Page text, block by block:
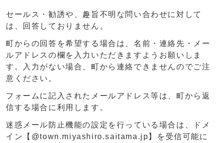
セールス・勧誘や、趣旨不明な問い合わせに対して
は、回答しておりません。
町からの回答を希望する場合は、名前・連絡先・メー
ルアドレスの欄を入力いただきますようお願いしま
す。入力がない場合、町から連絡できませんのでご注
意ください。
フォームに記入されたメールアドレス等は、町から返
信する場合に利用します。
迷惑メール防止機能の設定を行っている場合は、ドメ
イン【@town.miyashiro.saitama.jp】を受信可能に